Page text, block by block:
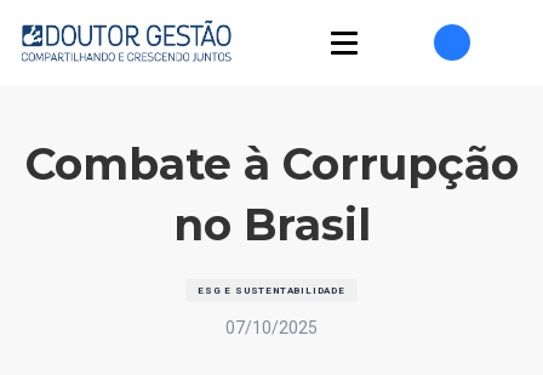
Combate à Corrupção
no Brasil
ESG E SUSTENTABILIDADE
07/10/2025